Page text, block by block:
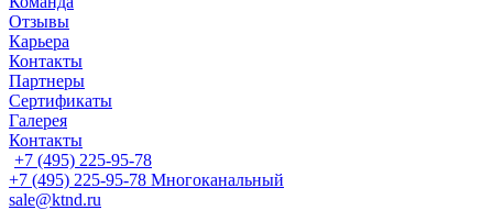
Отзывы
Карьера
Контакты
Партнеры
Сертификаты
Галерея
Контакты
+7 (495) 225-95-78
+7 (495) 225-95-78 Многоканальный
sale@ktnd.ru